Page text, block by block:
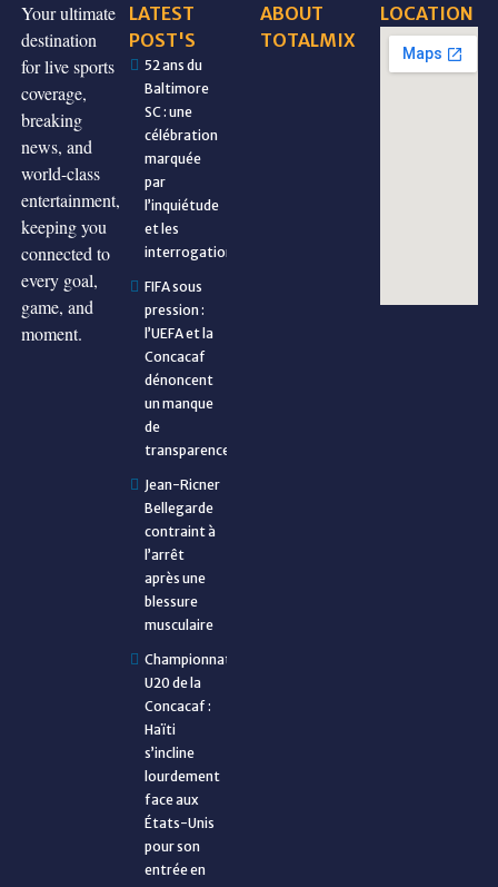
Your ultimate
destination
for live sports
coverage,
breaking
news, and
world-class
entertainment,
keeping you
connected to
every goal,
game, and
moment.
LATEST
POST'S
52 ans du
Baltimore
SC : une
célébration
marquée
par
l’inquiétude
et les
interrogations
FIFA sous
pression :
l’UEFA et la
Concacaf
dénoncent
un manque
de
transparence
Jean-Ricner
Bellegarde
contraint à
l’arrêt
après une
blessure
musculaire
Championnat
U20 de la
Concacaf :
Haïti
s’incline
lourdement
face aux
États-Unis
pour son
entrée en
ABOUT
TOTALMIX
LOCATION